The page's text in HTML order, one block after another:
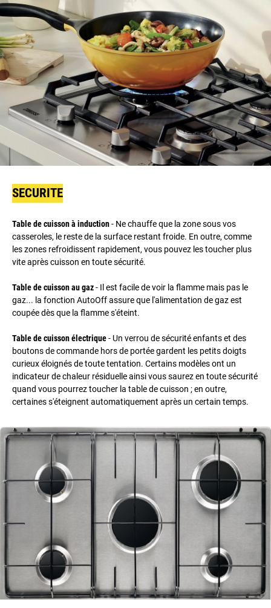
SECURITE
Table de cuisson à induction- Ne chauffe que la zone sous vos
casseroles, le reste de la surface restant froide. En outre, comme
les zones refroidissent rapidement, vous pouvez les toucher plus
vite après cuisson en toute sécurité.
Table de cuisson au gaz- Il est facile de voir la flamme mais pas le
gaz... la fonction AutoOff assure que l'alimentation de gaz est
coupée dès que la flamme s'éteint.
Table de cuisson électrique- Un verrou de sécurité enfants et des
boutons de commande hors de portée gardent les petits doigts
curieux éloignés de toute tentation. Certains modèles ont un
indicateur de chaleur résiduelle ainsi vous saurez en toute sécurité
quand vous pourrez toucher la table de cuisson ; en outre,
certaines s'éteignent automatiquement après un certain temps.